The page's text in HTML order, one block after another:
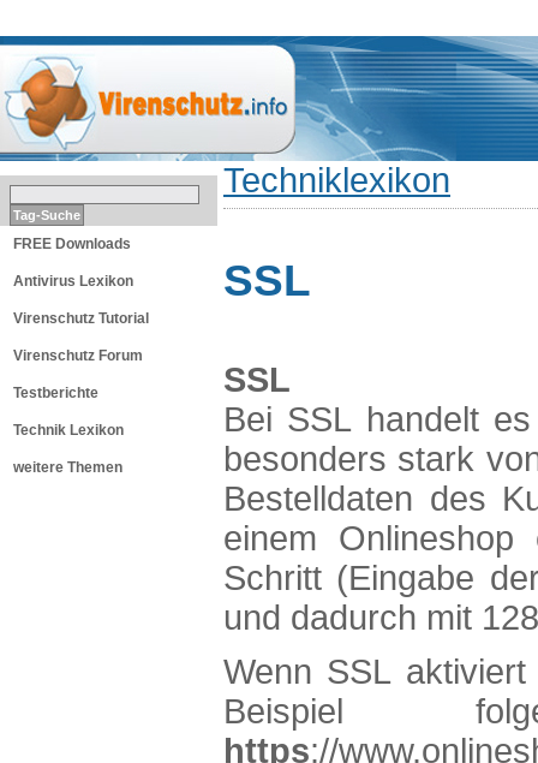
FREE Downloads
Antivirus Lexikon
Virenschutz Tutorial
Virenschutz Forum
Testberichte
Technik Lexikon
weitere Themen
Techniklexikon
SSL
SSL
Bei SSL handelt
besonders stark
Bestelldaten des
einem
Schritt (Eingabe
und dadurch mit
Wenn SSL
Beispiel
https://